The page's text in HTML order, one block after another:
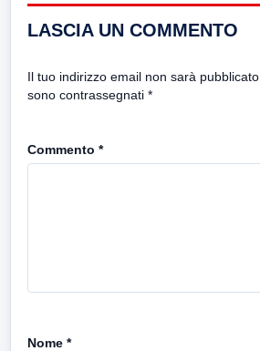
LASCIA UN COMMENTO
Il tuo indirizzo email non sarà pubblicato.
sono contrassegnati *
Commento *
Nome *